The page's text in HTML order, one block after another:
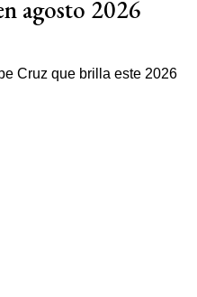
agosto 2026